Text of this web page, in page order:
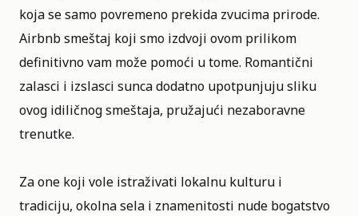
koja se samo povremeno prekida zvucima prirode.
Airbnb smeštaj koji smo izdvoji ovom prilikom
definitivno vam može pomoći u tome. Romantični
zalasci i izslasci sunca dodatno upotpunjuju sliku
ovog idiličnog smeštaja, pružajući nezaboravne
trenutke.
Za one koji vole istraživati lokalnu kulturu i
tradiciju, okolna sela i znamenitosti nude bogatstvo